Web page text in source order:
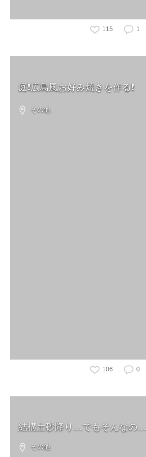
115 1
庭❗️広島風お好み焼きを作る❗️
その他
106 0
結構土砂降り…でもそんなの…
その他